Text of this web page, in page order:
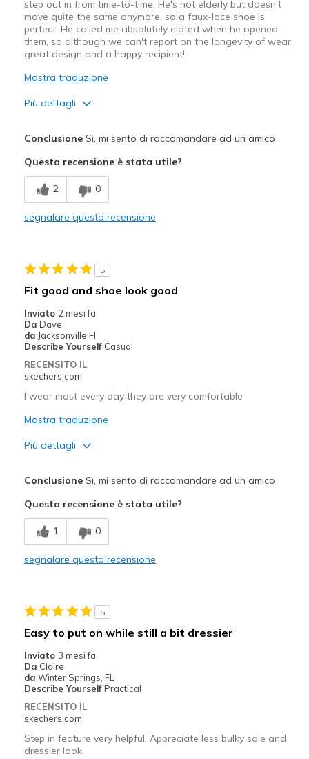
Width
Feels true to width
Sizing
Feels true to size
View On Shoes
I'm Really Into Shoes
step out in from time-to-time. He's not elderly but doesn't
move quite the same anymore, so a faux-lace shoe is
perfect. He called me absolutely elated when he opened
them, so although we can't report on the longevity of wear,
great design and a happy recipient!
Mostra traduzione
Più dettagli
Stylish
Migliori Utilizzi:
Casual Wear
Special Occasions
ConclusioneSì, mi sento di raccomandare ad un amico
Questa recensione è stata utile?
2 0
segnalare questa recensione
5
Fit good and shoe look good
Inviato 2 mesi fa
Da Dave
da Jacksonville Fl
Describe Yourself Casual
RECENSITO IL
skechers.com
I wear most every day they are very comfortable
Mostra traduzione
Più dettagli
Comfortable
Durable
Going Out
Width
Feels true to width
Sizing
Feels true to size
View On Shoes
ConclusioneSì, mi sento di raccomandare ad un amico
Questa recensione è stata utile?
1 0
segnalare questa recensione
5
Easy to put on while still a bit dressier
Inviato 3 mesi fa
Da Claire
da Winter Springs, FL
Describe Yourself Practical
RECENSITO IL
skechers.com
Step in feature very helpful. Appreciate less bulky sole and
dressier look.